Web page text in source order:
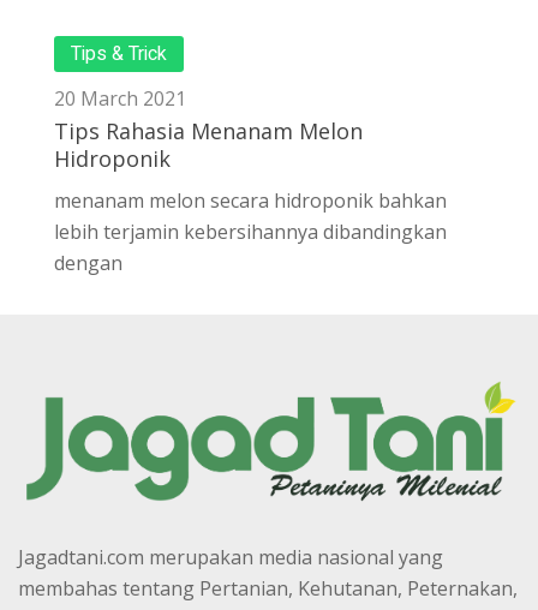
Tips & Trick
20 March 2021
Tips Rahasia Menanam Melon
Hidroponik
menanam melon secara hidroponik bahkan
lebih terjamin kebersihannya dibandingkan
dengan
Jagadtani.com merupakan media nasional yang
membahas tentang Pertanian, Kehutanan, Peternakan,